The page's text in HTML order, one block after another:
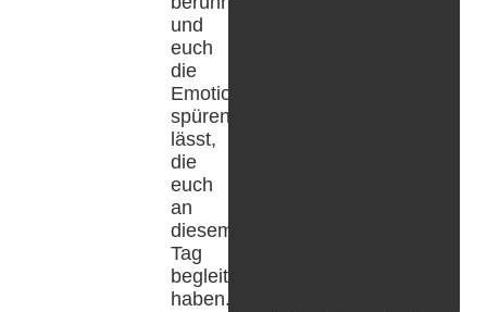
und
euch
die
Emotionen
spüren
lässt,
die
euch
an
diesem
Tag
begleitet
haben.